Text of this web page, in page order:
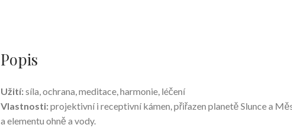
Popis
Užití:síla, ochrana, meditace, harmonie, léčení
Vlastnosti:projektivní i receptivní kámen, přiřazen planetě Slunce a
a elementu ohně a vody.